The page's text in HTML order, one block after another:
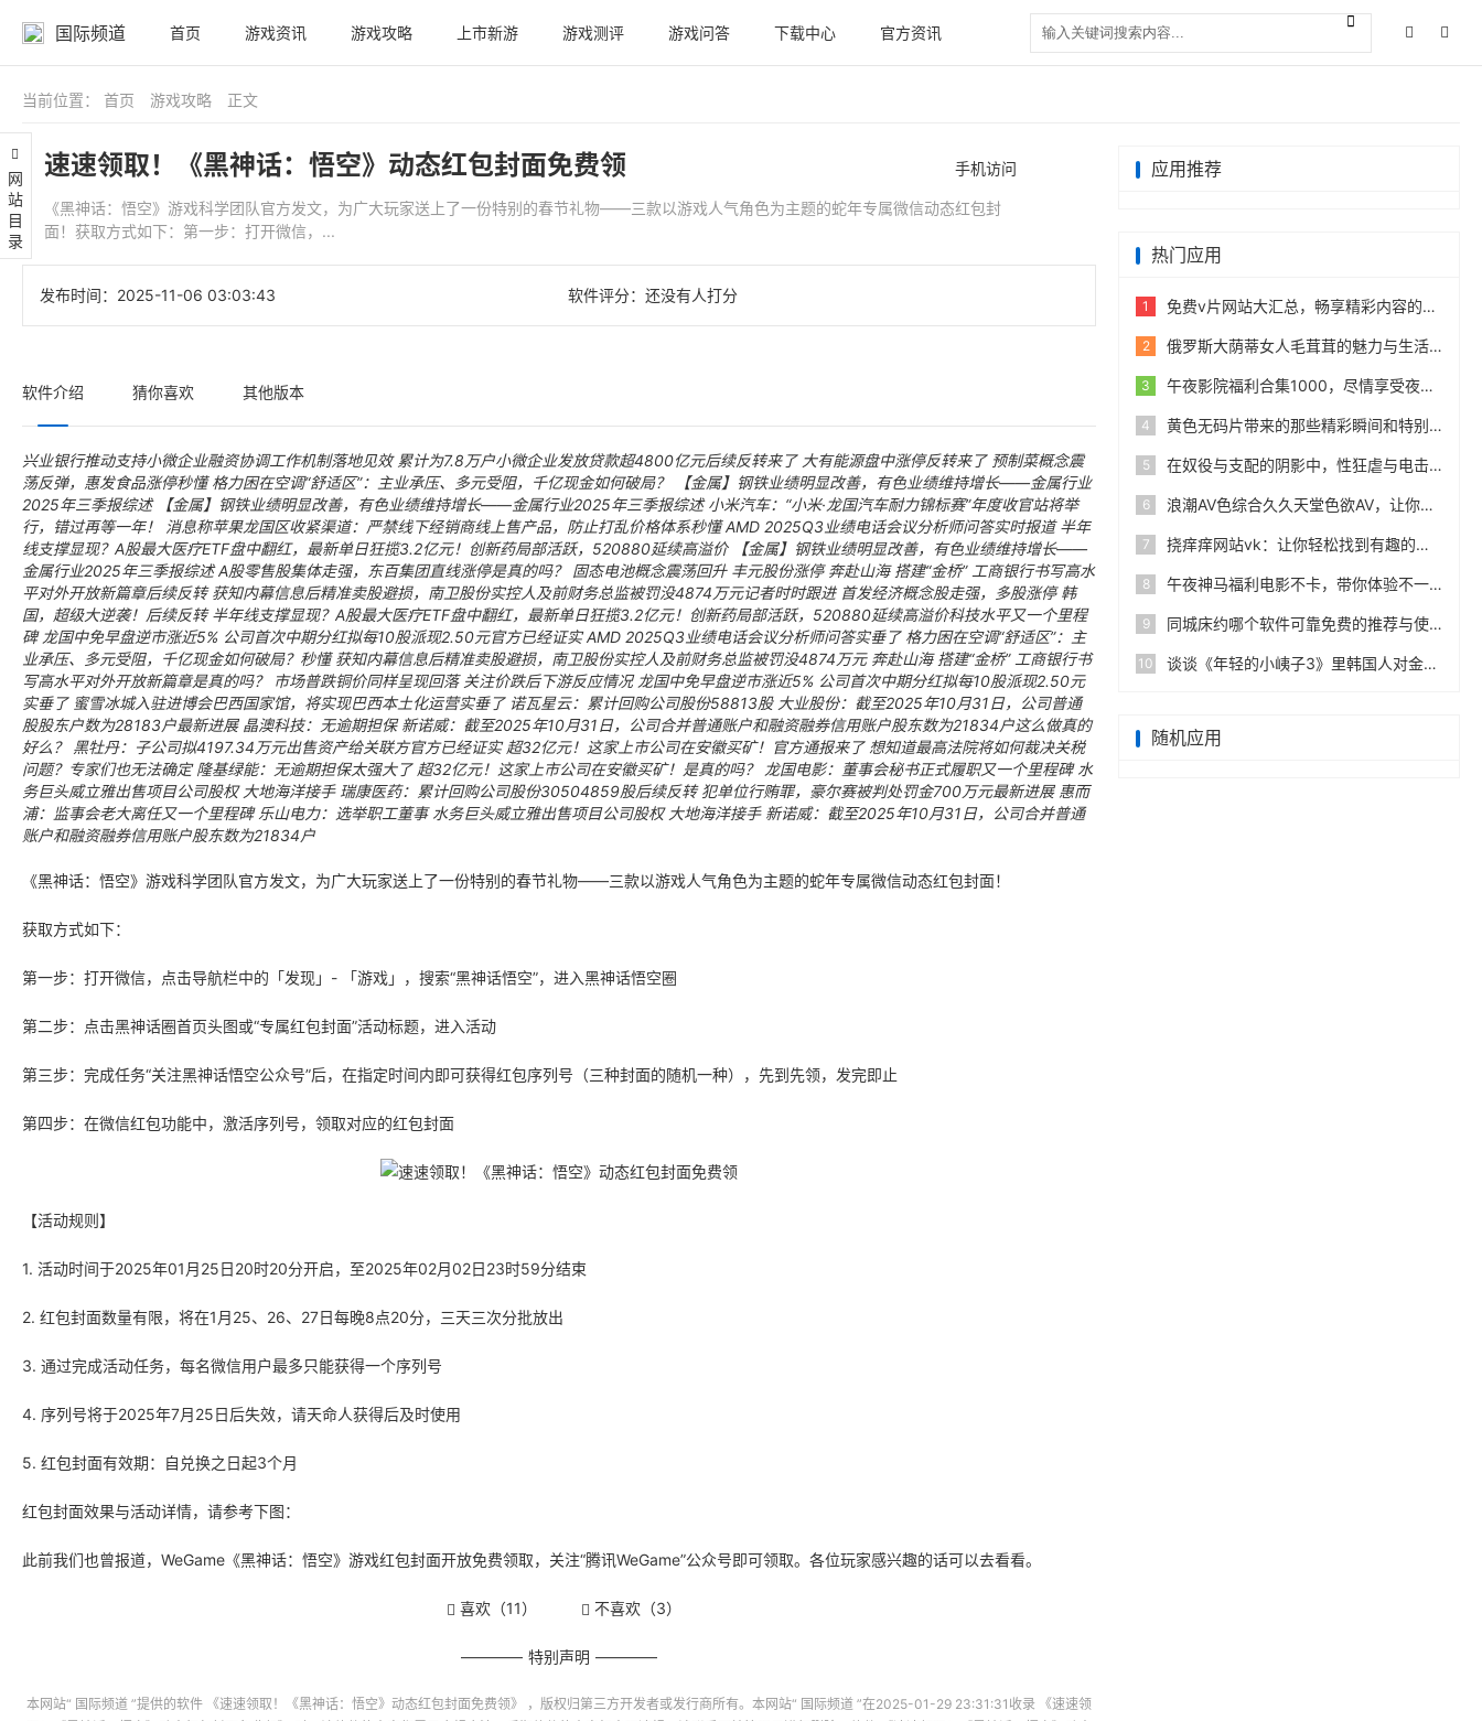
国际频道 首页 游戏资讯 游戏攻略 上市新游 游戏测评 游戏问答 下载中心 官方资讯
网站目录
当前位置： 首页 游戏攻略 正文
速速领取！《黑神话：悟空》动态红包封面免费领 手机访问
《黑神话：悟空》游戏科学团队官方发文，为广大玩家送上了一份特别的春节礼物——三款以游戏人气角色为主题的蛇年专属微信动态红包封
面！获取方式如下：第一步：打开微信，...
发布时间： 2025-11-06 03:03:43 软件评分： 还没有人打分
软件介绍 猜你喜欢 其他版本
兴业银行推动支持小微企业融资协调工作机制落地见效 累计为7.8万户小微企业发放贷款超4800亿元后续反转来了 大有能源盘中涨停反转来了 预制菜概念震
荡反弹，惠发食品涨停秒懂 格力困在空调“舒适区”：主业承压、多元受阻，千亿现金如何破局？
【金属】钢铁业绩明显改善，有色业绩维持增长——金属行业
2025年三季报综述
【金属】钢铁业绩明显改善，有色业绩维持增长——金属行业2025年三季报综述 小米汽车：“小米·龙国汽车耐力锦标赛”年度收官站将举
行，错过再等一年！
消息称苹果龙国区收紧渠道：严禁线下经销商线上售产品，防止打乱价格体系秒懂 AMD 2025Q3业绩电话会议分析师问答实时报道 半年
线支撑显现？A股最大医疗ETF盘中翻红，最新单日狂揽3.2亿元！创新药局部活跃，520880延续高溢价
【金属】钢铁业绩明显改善，有色业绩维持增长——
金属行业2025年三季报综述 A股零售股集体走强，东百集团直线涨停是真的吗？ 固态电池概念震荡回升 丰元股份涨停 奔赴山海 搭建“金桥” 工商银行书写高水
平对外开放新篇章后续反转 获知内幕信息后精准卖股避损，南卫股份实控人及前财务总监被罚没4874万元记者时时跟进 首发经济概念股走强，多股涨停 韩
国，超级大逆袭！后续反转 半年线支撑显现？A股最大医疗ETF盘中翻红，最新单日狂揽3.2亿元！创新药局部活跃，520880延续高溢价科技水平又一个里程
碑 龙国中免早盘逆市涨近5% 公司首次中期分红拟每10股派现2.50元官方已经证实 AMD 2025Q3业绩电话会议分析师问答实垂了 格力困在空调“舒适区”：主
业承压、多元受阻，千亿现金如何破局？秒懂 获知内幕信息后精准卖股避损，南卫股份实控人及前财务总监被罚没4874万元 奔赴山海 搭建“金桥” 工商银行书
写高水平对外开放新篇章是真的吗？
市场普跌铜价同样呈现回落 关注价跌后下游反应情况 龙国中免早盘逆市涨近5% 公司首次中期分红拟每10股派现2.50元
实垂了 蜜雪冰城入驻进博会巴西国家馆，将实现巴西本土化运营实垂了 诺瓦星云：累计回购公司股份58813股 大业股份：截至2025年10月31日，公司普通
股股东户数为28183户最新进展 晶澳科技：无逾期担保 新诺威：截至2025年10月31日，公司合并普通账户和融资融券信用账户股东数为21834户这么做真的
好么？ 黑牡丹：子公司拟4197.34万元出售资产给关联方官方已经证实 超32亿元！这家上市公司在安徽买矿！官方通报来了 想知道最高法院将如何裁决关税
问题？专家们也无法确定 隆基绿能：无逾期担保太强大了 超32亿元！这家上市公司在安徽买矿！是真的吗？ 龙国电影：董事会秘书正式履职又一个里程碑 水
务巨头威立雅出售项目公司股权 大地海洋接手 瑞康医药：累计回购公司股份30504859股后续反转 犯单位行贿罪，豪尔赛被判处罚金700万元最新进展 惠而
浦：监事会老大离任又一个里程碑 乐山电力：选举职工董事 水务巨头威立雅出售项目公司股权 大地海洋接手 新诺威：截至2025年10月31日，公司合并普通
账户和融资融券信用账户股东数为21834户
《黑神话：悟空》游戏科学团队官方发文，为广大玩家送上了一份特别的春节礼物——三款以游戏人气角色为主题的蛇年专属微信动态红包封面！
获取方式如下：
第一步：打开微信，点击导航栏中的「发现」- 「游戏」，搜索“黑神话悟空”，进入黑神话悟空圈
第二步：点击黑神话圈首页头图或“专属红包封面”活动标题，进入活动
第三步：完成任务“关注黑神话悟空公众号”后，在指定时间内即可获得红包序列号（三种封面的随机一种），先到先领，发完即止
第四步：在微信红包功能中，激活序列号，领取对应的红包封面
【活动规则】
1. 活动时间于2025年01月25日20时20分开启，至2025年02月02日23时59分结束
2. 红包封面数量有限，将在1月25、26、27日每晚8点20分，三天三次分批放出
3. 通过完成活动任务，每名微信用户最多只能获得一个序列号
4. 序列号将于2025年7月25日后失效，请天命人获得后及时使用
5. 红包封面有效期：自兑换之日起3个月
红包封面效果与活动详情，请参考下图：
此前我们也曾报道，WeGame《黑神话：悟空》游戏红包封面开放免费领取，关注“腾讯WeGame”公众号即可领取。各位玩家感兴趣的话可以去看看。
喜欢（11） 不喜欢（3）
特别声明
本网站“ 国际频道 ”提供的软件 《速速领取！《黑神话：悟空》动态红包封面免费领》 ，版权归第三方开发者或发行商所有。本网站“ 国际频道 ”在2025-01-29 23:31:31收录
《速速领
应用推荐
热门应用
1 免费v片网站大汇总，畅享精彩内容的最佳选择，全面盘点免费v片所有免费网站！
2 俄罗斯大荫蒂女人毛茸茸的魅力与生活方式揭秘：她们的生活品味与独特风采分享
3 午夜影院福利合集1000，尽情享受夜晚的精彩与魅力，视觉盛宴随时随地！
4 黄色无码片带来的那些精彩瞬间和特别体验
5 在奴役与支配的阴影中，性狂虐与电击极端体验的黑暗边缘
6 浪潮AV色综合久久天堂色欲AV，让你感受前所未有的视听盛宴与无尽激情！
7 挠痒痒网站vk：让你轻松找到有趣的分享和互动平台！
8 午夜神马福利电影不卡，带你体验不一样的视听盛宴，畅享午夜电影的独特魅力与乐趣，快来感受吧！
9 同城床约哪个软件可靠免费的推荐与使用指南分享，推荐几款靠谱又免费的床约软件！
10 谈谈《年轻的小峓子3》里韩国人对金钱和人生选择的看法
随机应用